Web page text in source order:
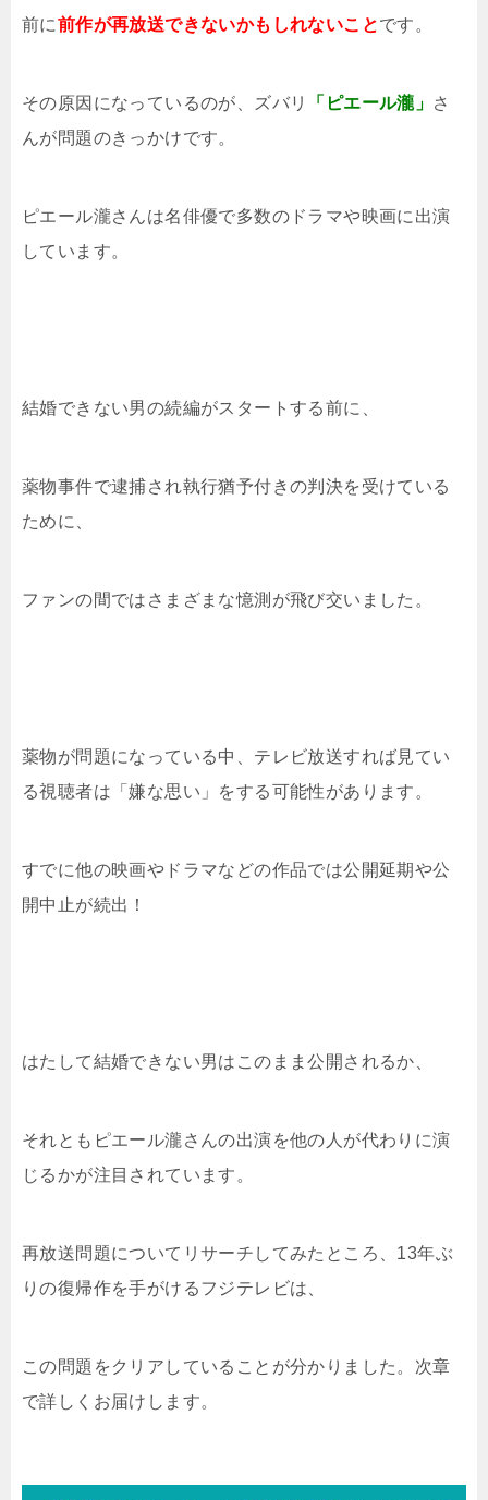
前に前作が再放送できないかもしれないことです。
その原因になっているのが、ズバリ 「ピエール瀧」 さ
んが問題のきっかけです。
ピエール瀧さんは名俳優で多数のドラマや映画に出演
しています。
結婚できない男の続編がスタートする前に、
薬物事件で逮捕され執行猶予付きの判決を受けている
ために、
ファンの間ではさまざまな憶測が飛び交いました。
薬物が問題になっている中、テレビ放送すれば見てい
る視聴者は「嫌な思い」をする可能性があります。
すでに他の映画やドラマなどの作品では公開延期や公
開中止が続出！
はたして結婚できない男はこのまま公開されるか、
それともピエール瀧さんの出演を他の人が代わりに演
じるかが注目されています。
再放送問題についてリサーチしてみたところ、13年ぶ
りの復帰作を手がけるフジテレビは、
この問題をクリアしていることが分かりました。次章
で詳しくお届けします。